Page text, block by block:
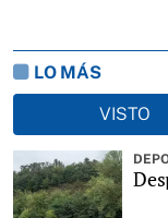
LO MÁS
VISTO